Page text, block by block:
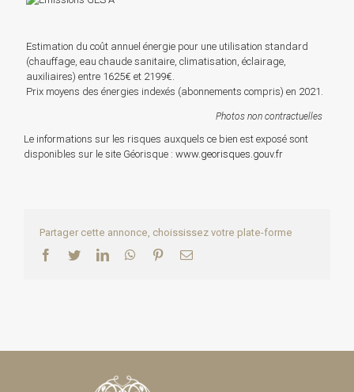
Estimation du coût annuel énergie pour une utilisation standard
(chauffage, eau chaude sanitaire, climatisation, éclairage,
auxiliaires) entre 1625€ et 2199€.
Prix moyens des énergies indexés (abonnements compris) en 2021.
Photos non contractuelles
Le informations sur les risques auxquels ce bien est exposé sont
disponibles sur le site Géorisque : www.georisques.gouv.fr
Partager cette annonce, choississez votre plate-forme
Facebook
TwitterLinkedInWhatsApp
PinterestEmail